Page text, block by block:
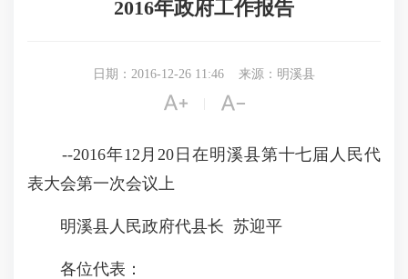
2016年政府工作报告
日期：2016-12-26 11:46 来源：明溪县
 
--2016年12月20日在明溪县第十七届人民代
表大会第一次会议上
明溪县人民政府代县长 苏迎平
各位代表：